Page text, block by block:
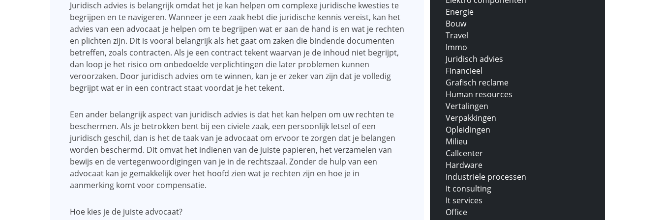
Juridisch advies is belangrijk omdat het je kan helpen om complexe juridische kwesties te
begrijpen en te navigeren. Wanneer je een zaak hebt die juridische kennis vereist, kan het
advies van een advocaat je helpen om te begrijpen wat er aan de hand is en wat je rechten
en plichten zijn. Dit is vooral belangrijk als het gaat om zaken die bindende documenten
betreffen, zoals contracten. Als je een contract tekent waarvan je de inhoud niet begrijpt,
dan loop je het risico om onbedoelde verplichtingen die later problemen kunnen
veroorzaken. Door juridisch advies om te winnen, kan je er zeker van zijn dat je volledig
begrijpt wat er in een contract staat voordat je het tekent.
Een ander belangrijk aspect van juridisch advies is dat het kan helpen om uw rechten te
beschermen. Als je betrokken bent bij een civiele zaak, een persoonlijk letsel of een
juridisch geschil, dan is het de taak van je advocaat om ervoor te zorgen dat je belangen
worden beschermd. Dit omvat het indienen van de juiste papieren, het verzamelen van
bewijs en de vertegenwoordigingen van je in de rechtszaal. Zonder de hulp van een
advocaat kan je gemakkelijk over het hoofd zien wat je rechten zijn en hoe je in
aanmerking komt voor compensatie.
Hoe kies je de juiste advocaat?
Energie
Bouw
Travel
Immo
Juridisch advies
Financieel
Grafisch reclame
Human resources
Vertalingen
Verpakkingen
Opleidingen
Milieu
Callcenter
Hardware
Industriele processen
It consulting
It services
Office